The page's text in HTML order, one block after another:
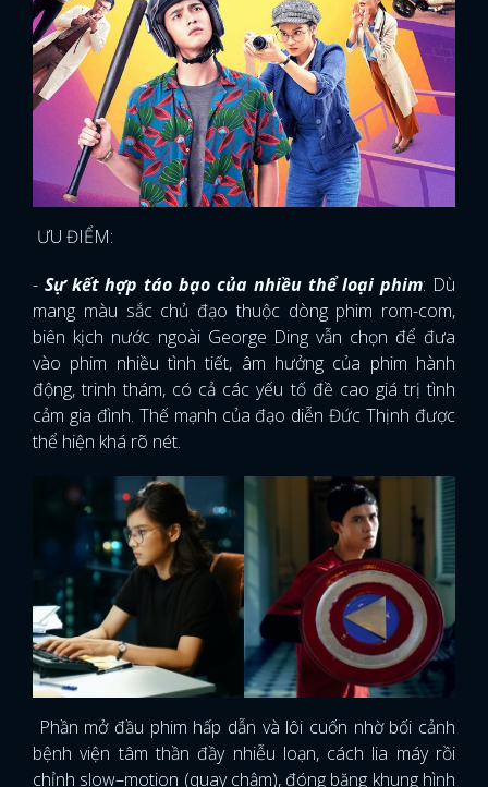
ƯU ĐIỂM:
- Sự kết hợp táo bạo của nhiều thể loại phim: Dù
mang màu sắc chủ đạo thuộc dòng phim rom-com,
biên kịch nước ngoài George Ding vẫn chọn để đưa
vào phim nhiều tình tiết, âm hưởng của phim hành
động, trinh thám, có cả các yếu tố đề cao giá trị tình
cảm gia đình. Thế mạnh của đạo diễn Đức Thịnh được
thể hiện khá rõ nét.
Phần mở đầu phim hấp dẫn và lôi cuốn nhờ bối cảnh
bệnh viện tâm thần đầy nhiễu loạn, cách lia máy rồi
chỉnh slow–motion (quay chậm), đóng băng khung hình